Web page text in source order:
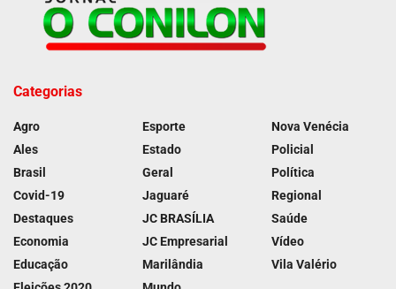
Categorias
Agro
Ales
Brasil
Covid-19
Destaques
Economia
Educação
Esporte
Estado
Geral
Jaguaré
JC BRASÍLIA
JC Empresarial
Marilândia
Nova Venécia
Policial
Política
Regional
Saúde
Vídeo
Vila Valério